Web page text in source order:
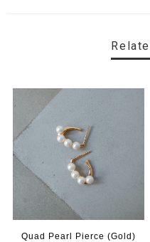
Quad Pearl Pierce (Gold)